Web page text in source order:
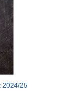
2024/25